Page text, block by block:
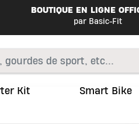
BOUTIQUE EN LIGNE
par Basic-Fit
Kit Smart Bike